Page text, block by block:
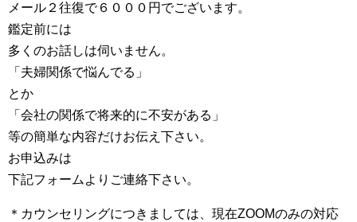
メール２往復で６０００円でございます。
鑑定前には
多くのお話しは伺いません。
「夫婦関係で悩んでる」
とか
「会社の関係で将来的に不安がある」
等の簡単な内容だけお伝え下さい。
お申込みは
下記フォームよりご連絡下さい。
＊カウンセリングにつきましては、現在ZOOMのみの対応